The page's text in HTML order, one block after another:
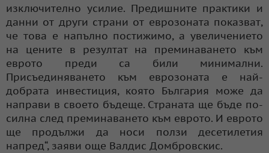
изключително усилие. Предишните практики и
данни от други страни от еврозоната показват,
че това е напълно постижимо, а увеличението
на цените в резултат на преминаването към
еврото преди са били минимални.
Присъединяването към еврозоната е най-
добрата инвестиция, която България може да
направи в своето бъдеще. Страната ще бъде по-
силна след преминаването към еврото. И еврото
ще продължи да носи ползи десетилетия
напред“, заяви още Валдис Домбровскис.